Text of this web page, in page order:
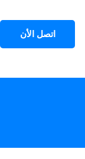
اتصل الأن